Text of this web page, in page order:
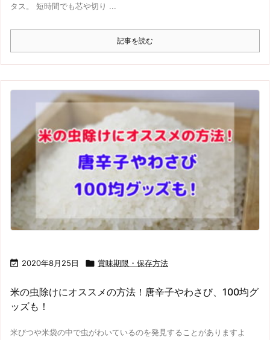
タス。 短時間でも芯や切り ...
記事を読む
 2020年8月25日  賞味期限・保存方法
米の虫除けにオススメの方法！唐辛子やわさび、100均グ
ッズも！
米びつや米袋の中で虫がわいているのを発見することがありますよ